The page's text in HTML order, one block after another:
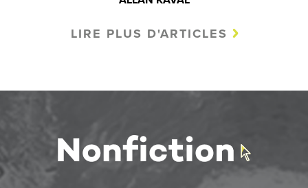
LIRE PLUS D'ARTICLES